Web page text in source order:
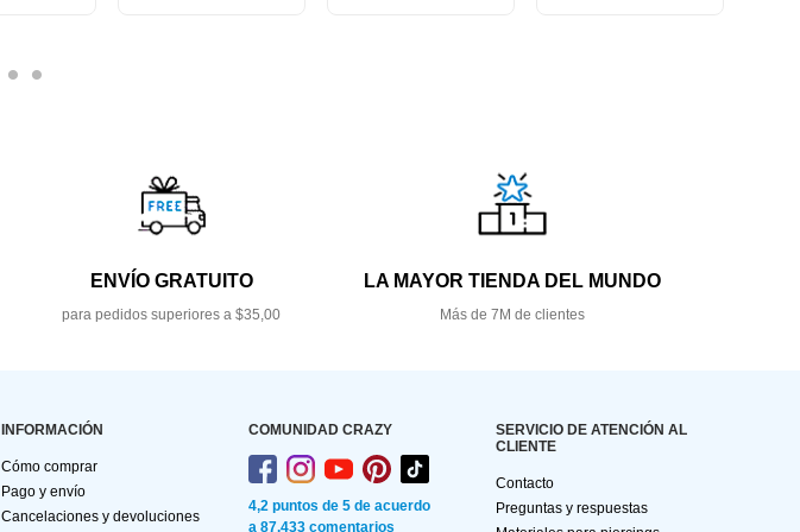
ENVÍO GRATUITO
para pedidos superiores a $35,00
LA MAYOR TIENDA DEL MUNDO
Más de 7M de clientes
INFORMACIÓN
Cómo comprar
Pago y envío
Cancelaciones y devoluciones
COMUNIDAD CRAZY
4,2 puntos de 5 de acuerdo
a 87.433 comentarios
SERVICIO DE ATENCIÓN AL
CLIENTE
Contacto
Preguntas y respuestas